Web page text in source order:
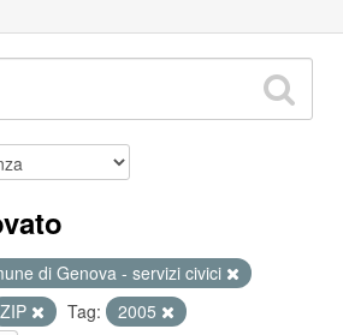
di Genova - servizi civici
ZIP Tag:
2005